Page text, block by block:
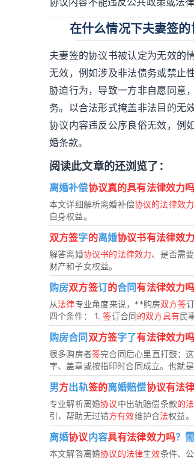
在什么情况下夫妻签的
夫妻签的协议书被认定为无效的
无效，例如涉及非法债务或禁止
胁迫行为，导致一方非自愿同意
务。以合法形式掩盖非法目的无
协议内容违反公序良俗无效，例
婚条款。
阅读此文章的还浏览了：
离婚补偿协议真的具有法律效力
本文详细解析离婚补偿协议的法律效力
自身权益。
双方签字的离婚协议书有法律效
解答离婚协议书的法律效力、是否需
财产和子女权益。
购房双方签订的合同有法律效力吗
从法律专业角度来说，**购房双方签订
四个条件： 1.签订合同的双方具有民
购房合同 双方签字了有法律效力吗
很多购房者签完合同后心里直打鼓：
字、盖章或按指印时合同成立。也就
男方出轨签的离婚赔偿协议有法
专业解析离婚协议中出轨赔偿条款的法
引，帮助无过错方有效维护合法权益。
离婚协议内容具有法律效力吗？
本文解答离婚协议的法律生效条件、